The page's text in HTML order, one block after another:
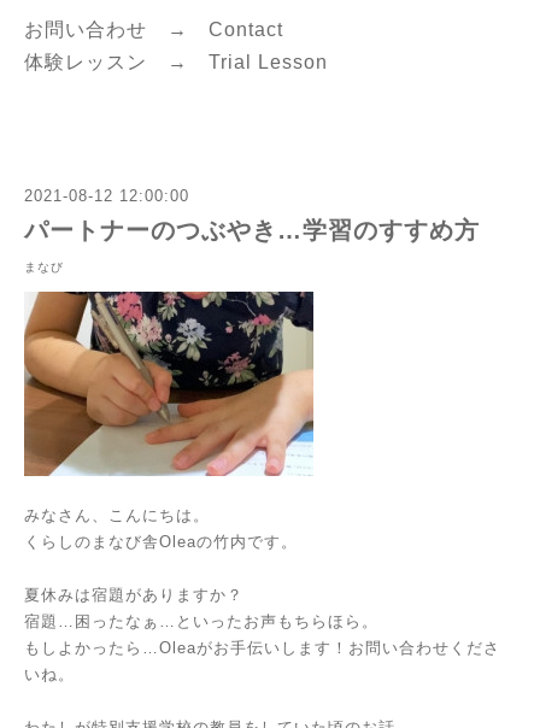
お問い合わせ → Contact
体験レッスン → Trial Lesson
2021-08-12 12:00:00
パートナーのつぶやき…学習のすすめ方
まなび
みなさん、こんにちは。
くらしのまなび舎Oleaの竹内です。
夏休みは宿題がありますか？
宿題…困ったなぁ…といったお声もちらほら。
もしよかったら…Oleaがお手伝いします！ お問い合わせ くださ
いね。